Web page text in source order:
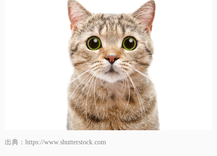
出典：https://www.shutterstock.com